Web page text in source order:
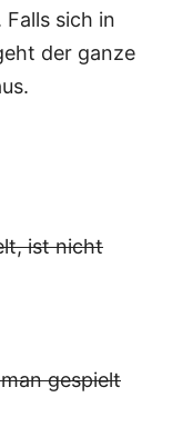
sich in
der ganze
ist nicht
gespielt